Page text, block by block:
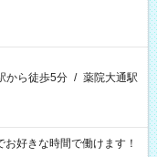
から徒歩5分 / 薬院大通駅
好きな時間で働けます！